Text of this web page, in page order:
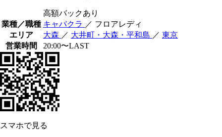
高額バックあり
業種／職種 キャバクラ ／ フロアレディ
エリア
大森 ／ 大井町・大森・平和島 ／ 東京
営業時間
20:00〜LAST
スマホで見る